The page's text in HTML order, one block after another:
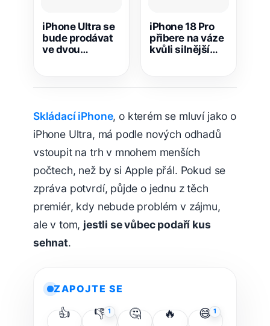
iPhone Ultra se
bude prodávat
ve dvou
iPhone 18 Pro
přibere na váze
kvůli silnější
Skládací iPhone, o kterém se mluví jako o
iPhone Ultra, má podle nových odhadů
vstoupit na trh v mnohem menších
počtech, než by si Apple přál. Pokud se
zpráva potvrdí, půjde o jednu z těch
premiér, kdy nebude problém v zájmu,
ale v tom, jestli se vůbec podaří kus
sehnat.
ZAPOJTE SE
👍 👎 1 🤔 🔥 😅 1